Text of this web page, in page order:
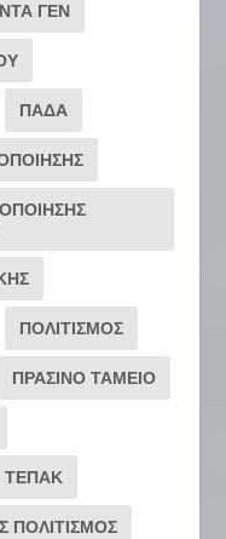
ΓΕΝ
ΠΑΔΑ
ΠΟΛΙΤΙΣΜΟΣ
ΠΡΑΣΙΝΟ ΤΑΜΕΙΟ
ΤΕΠΑΚ
ΠΟΛΙΤΙΣΜΟΣ